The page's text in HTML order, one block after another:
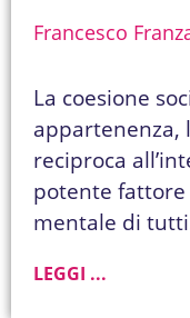
Francesco
La coesione
appartenenza,
reciproca
potente
mentale di
LEGGI ...